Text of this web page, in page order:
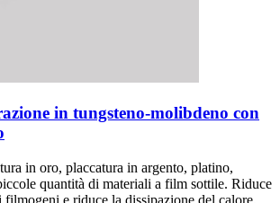
in tungsteno-molibdeno con
in oro, placcatura in argento, platino,
quantità di materiali a film sottile. Riduce
e riduce la dissipazione del calore.